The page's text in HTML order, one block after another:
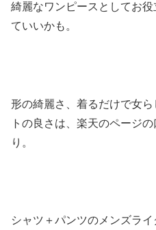
綺麗なワンピースとしてお
ていいかも。
形の綺麗さ、着るだけで女
トの良さは、楽天のページ
り。
シャツ＋パンツのメンズラ